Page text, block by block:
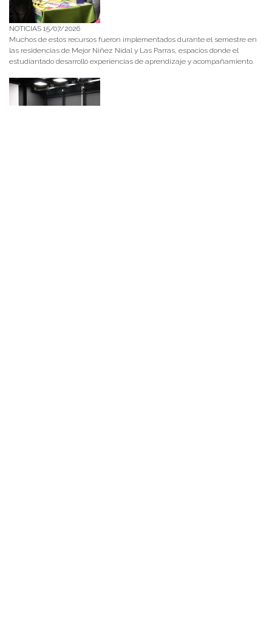
NOTICIAS 15/07/2026
Muchos de estos recursos fueron implementados durante el semestre en
las residencias de Mejor Niñez Nidal y Las Parras, espacios donde el
estudiantado desarrolló experiencias de aprendizaje y acompañamiento.